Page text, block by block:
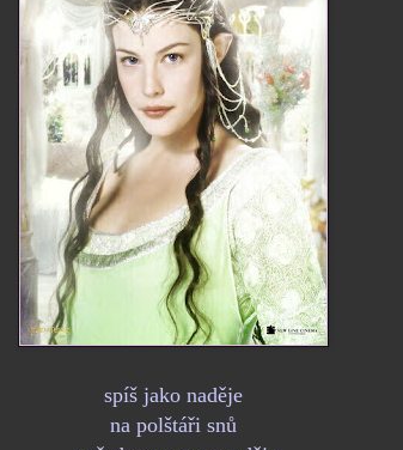
spíš jako naděje
na polštáři snů